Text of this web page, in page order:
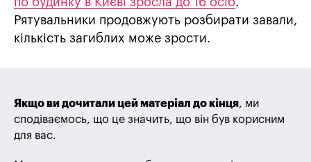
Рятувальники продовжують розбирати завали,
кількість загиблих може зрости.
Якщо ви дочитали цей матеріал до кінця, ми
сподіваємось, що це значить, що він був корисним
для вас.